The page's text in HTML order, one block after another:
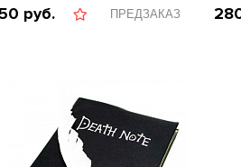
руб. ПРЕДЗАКАЗ